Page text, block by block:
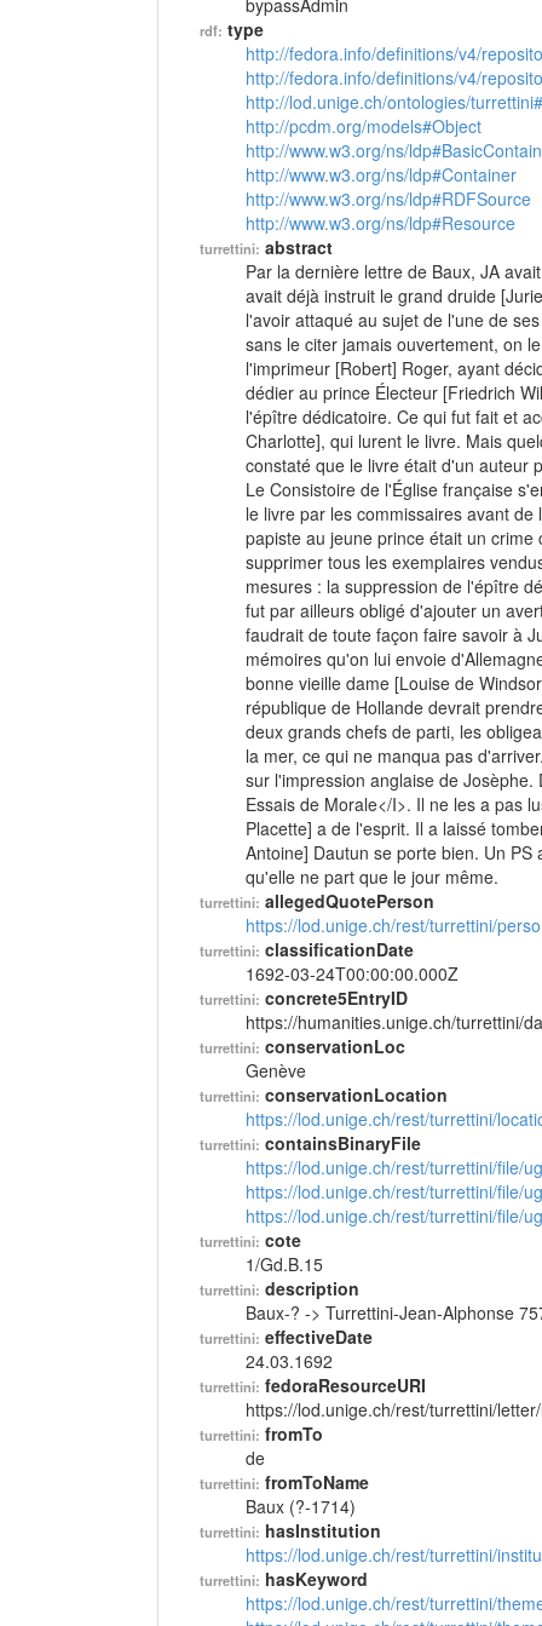
bypassAdmin
rdf: type
http://fedora.info/definitions/v4/
http://fedora.info/definitions/v4/
http://lod.unige.ch/ontologies/
http://pcdm.org/models#Object
http://www.w3.org/ns/
http://www.w3.org/ns/ldp#Container
http://www.w3.org/ns/ldp#RDFSource
http://www.w3.org/ns/ldp#Resource
turrettini: abstract
Par la dernière lettre de Baux, JA
avait déjà instruit le grand druide
l'avoir attaqué au sujet de l'une de
sans le citer jamais ouvertement, on
l'imprimeur [Robert] Roger, ayant
dédier au prince Électeur [Friedrich
l'épître dédicatoire. Ce qui fut fait et
Charlotte], qui lurent le livre. Mais
constaté que le livre était d'un auteur
Le Consistoire de l'Église française
le livre par les commissaires avant
papiste au jeune prince était un
supprimer tous les exemplaires
mesures : la suppression de l'épître
fut par ailleurs obligé d'ajouter un
faudrait de toute façon faire savoir à
mémoires qu'on lui envoie
bonne vieille dame [Louise de
république de Hollande devrait
deux grands chefs de parti, les
la mer, ce qui ne manqua pas
sur l'impression anglaise de
Essais de Morale</I>. Il ne les a pas
Placette] a de l'esprit. Il a laissé
Antoine] Dautun se porte bien. Un
qu'elle ne part que le jour même.
turrettini: allegedQuotePerson
https://lod.unige.ch/rest/turrettini/
turrettini: classificationDate
1692-03-24T00:00:00.000Z
turrettini: concrete5EntryID
https://humanities.unige.ch/turrettini/
turrettini: conservationLoc
Genève
turrettini: conservationLocation
https://lod.unige.ch/rest/turrettini/
turrettini: containsBinaryFile
https://lod.unige.ch/rest/turrettini/file/
https://lod.unige.ch/rest/turrettini/file/
https://lod.unige.ch/rest/turrettini/file/
turrettini: cote
1/Gd.B.15
turrettini: description
Baux-? -> Turrettini-Jean-Alphonse
turrettini: effectiveDate
24.03.1692
turrettini: fedoraResourceURI
https://lod.unige.ch/rest/turrettini/
turrettini: fromTo
de
turrettini: fromToName
Baux (?-1714)
turrettini: hasInstitution
https://lod.unige.ch/rest/turrettini/
turrettini: hasKeyword
https://lod.unige.ch/rest/turrettini/